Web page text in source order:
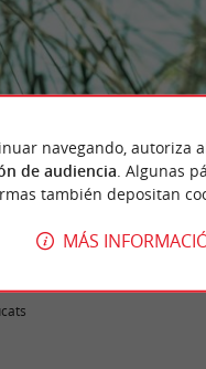
Reserva Geológica Natural de
navegando, autoriza
de audiencia . Algunas
también depositan
MÁS